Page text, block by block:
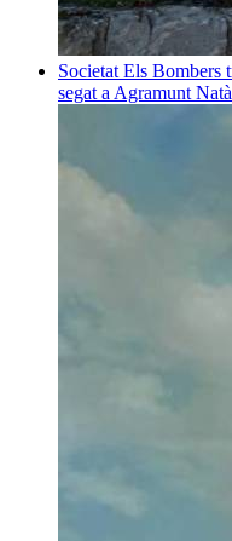
Societat Els Bombers
segat a Agramunt